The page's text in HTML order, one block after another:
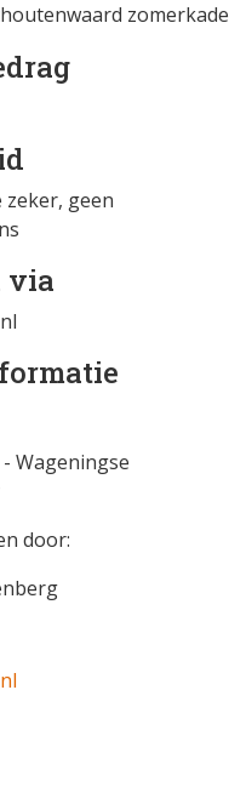
zomerkade
geen
via
Wageningse
door: